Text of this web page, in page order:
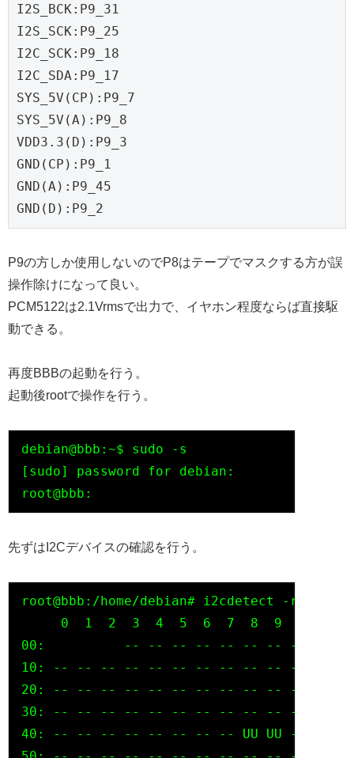
I2S_BCK:P9_31
I2S_SCK:P9_25
I2C_SCK:P9_18
I2C_SDA:P9_17
SYS_5V(CP):P9_7
SYS_5V(A):P9_8
VDD3.3(D):P9_3
GND(CP):P9_1
GND(A):P9_45
P9の方しか使用しないのでP8はテープでマスクする方が誤
操作除けになって良い。
PCM5122は2.1Vrmsで出力で、イヤホン程度ならば直接駆
動できる。
再度BBBの起動を行う。
起動後rootで操作を行う。
debian@bbb:~$ sudo -s
[sudo] password for debian:
先ずはI2Cデバイスの確認を行う。
root@bbb:/home/debian# i2cdetect -r -y 1
0  1  2  3  4  5  6  7  8  9  a  b
00:          -- -- -- -- -- -- -- -- --
10: -- -- -- -- -- -- -- -- -- -- -- --
20: -- -- -- -- -- -- -- -- -- -- -- --
30: -- -- -- -- -- -- -- -- -- -- -- --
40: -- -- -- -- -- -- -- -- UU UU -- --